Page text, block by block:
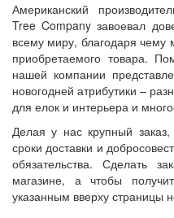
Американский
Tree Company завоевал
всему миру, благодаря чему
приобретаемого товара.
нашей компании
новогодней атрибутики –
для елок и интерьера и
Делая у нас крупный
сроки доставки и
обязательства. Сделать
магазине, а чтобы
указанным вверху страницы